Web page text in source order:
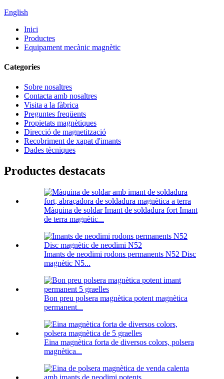
English
Inici
Productes
Equipament mecànic magnètic
Categories
Sobre nosaltres
Contacta amb nosaltres
Visita a la fàbrica
Preguntes freqüents
Propietats magnètiques
Direcció de magnetització
Recobriment de xapat d'imants
Dades tècniques
Productes destacats
Màquina de soldar Imant de soldadura fort Imant
de terra magnètic...
Imants de neodimi rodons permanents N52 Disc
magnètic N5...
Bon preu polsera magnètica potent magnètica
permanent...
Eina magnètica forta de diversos colors, polsera
magnètica...